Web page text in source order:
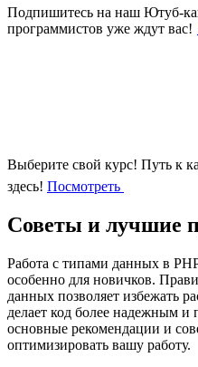
Подпишитесь на наш Ютуб-
программистов уже ждут вас!
Выберите свой курс! Путь к
здесь! Посмотреть
Советы и лучшие
Работа с типами данных в
особенно для новичков.
данных позволяет избежать
делает код более надежным
основные рекомендации и
оптимизировать вашу работу.